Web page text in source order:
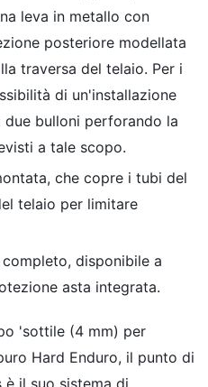
leva in metallo con
posteriore modellata
traversa del telaio. Per i
di un'installazione
bulloni perforando la
a tale scopo.
che copre i tubi del
telaio per limitare
disponibile a
asta integrata.
'sottile (4 mm) per
Hard Enduro, il punto di
il suo sistema di